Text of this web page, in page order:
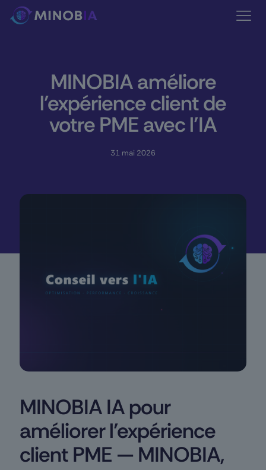
MINOBIA améliore
l’expérience client de
votre PME avec l’IA
31 mai 2026
MINOBIA IA pour
améliorer l’expérience
client PME — MINOBIA,